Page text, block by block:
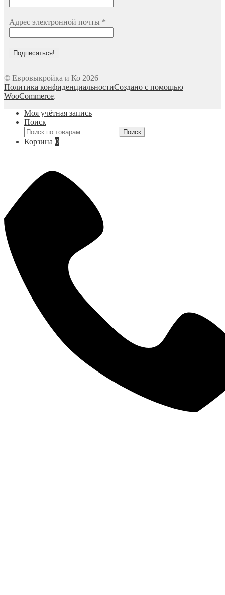
Адрес электронной почты *
© Евровыкройка и Ко 2026
Политика конфиденциальностиСоздано с помощью
WooCommerce.
Моя учётная запись
Поиск
Искать:
Поиск
Корзина 0